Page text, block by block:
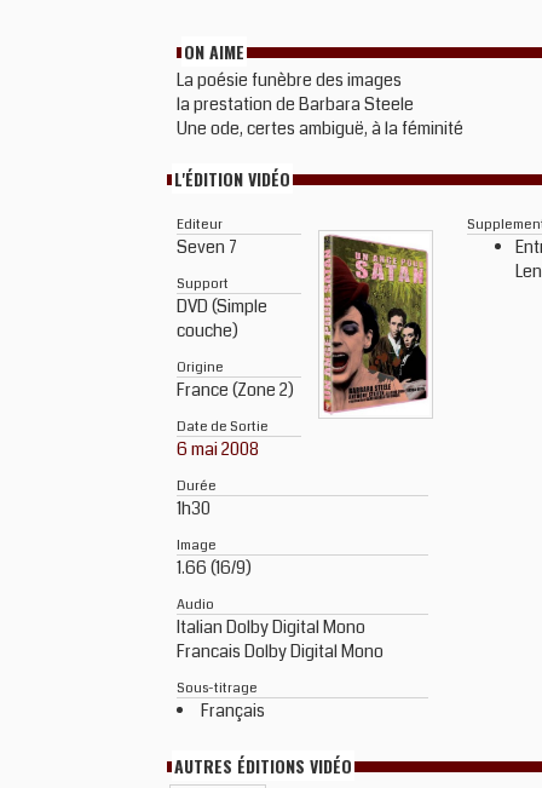
ON AIME
La poésie funèbre des images
la prestation de Barbara Steele
Une ode, certes ambiguë, à la féminité
L'ÉDITION VIDÉO
Editeur
Seven 7
Support
DVD (Simple
couche)
Origine
France (Zone 2)
Date de Sortie
6 mai 2008
Durée
1h30
Image
1.66 (16/9)
Audio
Italian Dolby Digital Mono
Francais Dolby Digital Mono
Sous-titrage
Français
AUTRES ÉDITIONS VIDÉO